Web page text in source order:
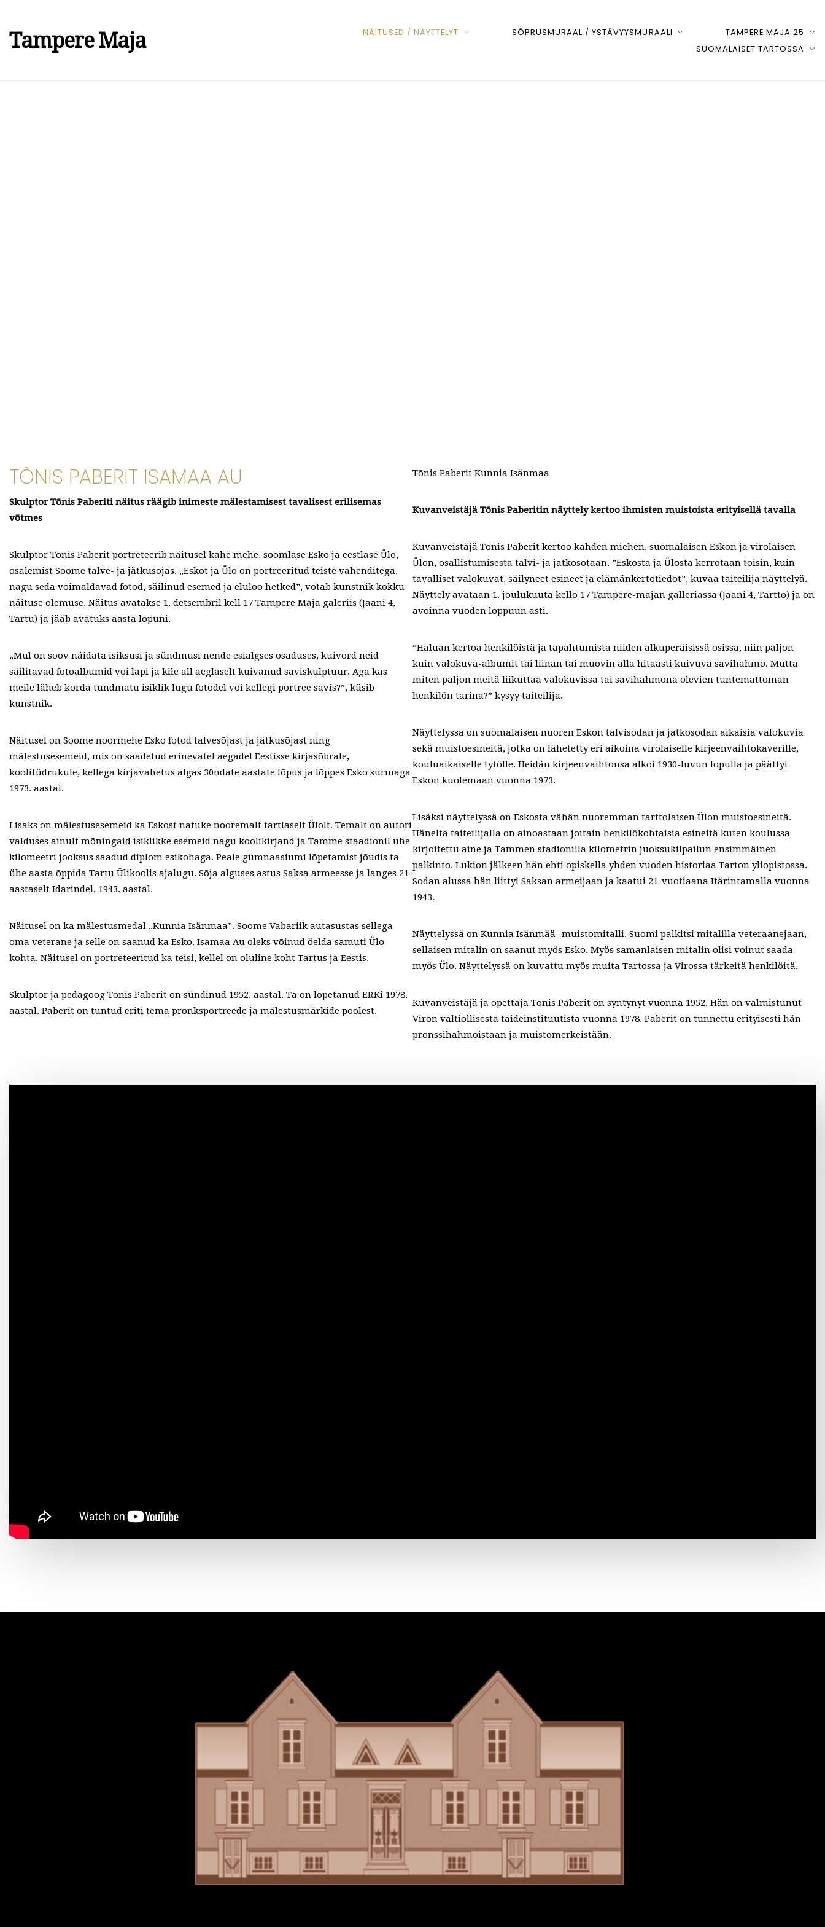
Tampere Maja NÄITUSED / NÄYTTELYT SÕPRUSMURAAL / YSTÄVYYSMURAALI
TAMPERE MAJA 25
SUOMALAISET TARTOSSA
TÕNIS PABERIT ISAMAA AU
Skulptor Tõnis Paberiti näitus räägib inimeste mälestamisest tavalisest erilisemas
võtmes
Skulptor Tõnis Paberit portreteerib näitusel kahe mehe, soomlase Esko ja eestlase Ülo,
osalemist Soome talve- ja jätkusõjas. „Eskot ja Ülo on portreeritud teiste vahenditega,
nagu seda võimaldavad fotod, säilinud esemed ja eluloo hetked”, võtab kunstnik kokku
näituse olemuse. Näitus avatakse 1. detsembril kell 17 Tampere Maja galeriis (Jaani 4,
Tartu) ja jääb avatuks aasta lõpuni.
„Mul on soov näidata isiksusi ja sündmusi nende esialgses osaduses, kuivõrd neid
säilitavad fotoalbumid või lapi ja kile all aeglaselt kuivanud saviskulptuur. Aga kas
meile läheb korda tundmatu isiklik lugu fotodel või kellegi portree savis?”, küsib
kunstnik.
Näitusel on Soome noormehe Esko fotod talvesõjast ja jätkusõjast ning
mälestusesemeid, mis on saadetud erinevatel aegadel Eestisse kirjasõbrale,
koolitüdrukule, kellega kirjavahetus algas 30ndate aastate lõpus ja lõppes Esko surmaga
1973. aastal.
Lisaks on mälestusesemeid ka Eskost natuke nooremalt tartlaselt Ülolt. Temalt on autori
valduses ainult mõningaid isiklikke esemeid nagu koolikirjand ja Tamme staadionil ühe
kilomeetri jooksus saadud diplom esikohaga. Peale gümnaasiumi lõpetamist jõudis ta
ühe aasta õppida Tartu Ülikoolis ajalugu. Sõja alguses astus Saksa armeesse ja langes 21-
aastaselt Idarindel, 1943. aastal.
Näitusel on ka mälestusmedal „Kunnia Isänmaa”. Soome Vabariik autasustas sellega
oma veterane ja selle on saanud ka Esko. Isamaa Au oleks võinud öelda samuti Ülo
kohta. Näitusel on portreteeritud ka teisi, kellel on oluline koht Tartus ja Eestis.
Skulptor ja pedagoog Tõnis Paberit on sündinud 1952. aastal. Ta on lõpetanud ERKi 1978.
aastal. Paberit on tuntud eriti tema pronksportreede ja mälestusmärkide poolest.
Tõnis Paberit Kunnia Isänmaa
Kuvanveistäjä Tõnis Paberitin näyttely kertoo ihmisten muistoista erityisellä tavalla
Kuvanveistäjä Tõnis Paberit kertoo kahden miehen, suomalaisen Eskon ja virolaisen
Ülon, osallistumisesta talvi- ja jatkosotaan. ”Eskosta ja Ülosta kerrotaan toisin, kuin
tavalliset valokuvat, säilyneet esineet ja elämänkertotiedot”, kuvaa taiteilija näyttelyä.
Näyttely avataan 1. joulukuuta kello 17 Tampere-majan galleriassa (Jaani 4, Tartto) ja on
avoinna vuoden loppuun asti.
”Haluan kertoa henkilöistä ja tapahtumista niiden alkuperäisissä osissa, niin paljon
kuin valokuva-albumit tai liinan tai muovin alla hitaasti kuivuva savihahmo. Mutta
miten paljon meitä liikuttaa valokuvissa tai savihahmona olevien tuntemattoman
henkilön tarina?” kysyy taiteilija.
Näyttelyssä on suomalaisen nuoren Eskon talvisodan ja jatkosodan aikaisia valokuvia
sekä muistoesineitä, jotka on lähetetty eri aikoina virolaiselle kirjeenvaihtokaverille,
kouluaikaiselle tytölle. Heidän kirjeenvaihtonsa alkoi 1930-luvun lopulla ja päättyi
Eskon kuolemaan vuonna 1973.
Lisäksi näyttelyssä on Eskosta vähän nuoremman tarttolaisen Ülon muistoesineitä.
Häneltä taiteilijalla on ainoastaan joitain henkilökohtaisia esineitä kuten koulussa
kirjoitettu aine ja Tammen stadionilla kilometrin juoksukilpailun ensimmäinen
palkinto. Lukion jälkeen hän ehti opiskella yhden vuoden historiaa Tarton yliopistossa.
Sodan alussa hän liittyi Saksan armeijaan ja kaatui 21-vuotiaana Itärintamalla vuonna
1943.
Näyttelyssä on Kunnia Isänmää -muistomitalli. Suomi palkitsi mitalilla veteraanejaan,
sellaisen mitalin on saanut myös Esko. Myös samanlaisen mitalin olisi voinut saada
myös Ülo. Näyttelyssä on kuvattu myös muita Tartossa ja Virossa tärkeitä henkilöitä.
Kuvanveistäjä ja opettaja Tõnis Paberit on syntynyt vuonna 1952. Hän on valmistunut
Viron valtiollisesta taideinstituutista vuonna 1978. Paberit on tunnettu erityisesti hän
pronssihahmoistaan ja muistomerkeistään.